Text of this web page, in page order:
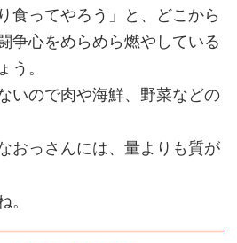
食ってやろう」と、どこから
争心をめらめら燃やしている
。
いので肉や海鮮、野菜などの
おっさんには、量よりも質が